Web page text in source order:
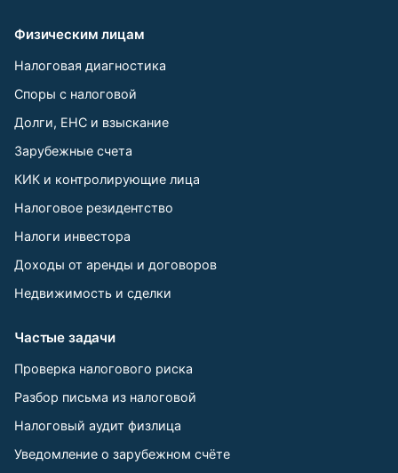
Физическим лицам
Налоговая диагностика
Споры с налоговой
Долги, ЕНС и взыскание
Зарубежные счета
КИК и контролирующие лица
Налоговое резидентство
Налоги инвестора
Доходы от аренды и договоров
Недвижимость и сделки
Частые задачи
Проверка налогового риска
Разбор письма из налоговой
Налоговый аудит физлица
Уведомление о зарубежном счёте